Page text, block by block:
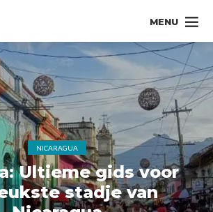
MENU
NICARAGUA
Ultieme gids voor
stadje van